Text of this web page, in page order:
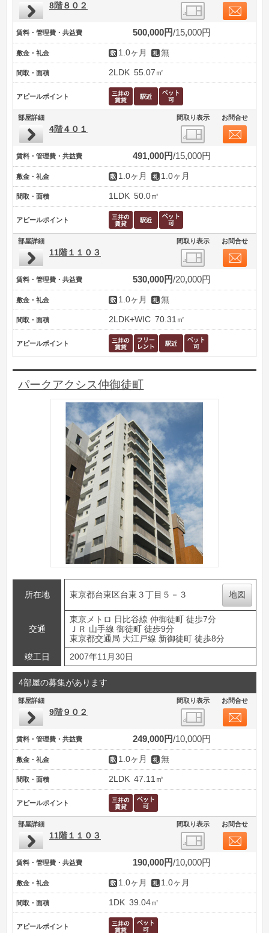
8階８０２
賃料・管理費・共益費 500,000円 15,000円
敷金・礼金 1.0ヶ月 無
間取・面積 2LDK 55.07㎡
アピールポイント
部屋詳細 間取り表示 お問合せ
4階４０１
賃料・管理費・共益費 491,000円 15,000円
敷金・礼金 1.0ヶ月 1.0ヶ月
間取・面積 1LDK 50.0㎡
アピールポイント
部屋詳細 間取り表示 お問合せ
11階１１０３
賃料・管理費・共益費 530,000円 20,000円
敷金・礼金 1.0ヶ月 無
間取・面積 2LDK+WIC 70.31㎡
アピールポイント
パークアクシス仲御徒町
所在地 東京都台東区台東３丁目５－３ 地図
交通
東京メトロ 日比谷線 仲御徒町 徒歩7分
ＪＲ 山手線 御徒町 徒歩9分
東京都交通局 大江戸線 新御徒町 徒歩8分
竣工日
2007年11月30日
4部屋の募集があります
部屋詳細 間取り表示 お問合せ
9階９０２
賃料・管理費・共益費 249,000円 10,000円
敷金・礼金 1.0ヶ月 無
間取・面積 2LDK 47.11㎡
アピールポイント
部屋詳細 間取り表示 お問合せ
11階１１０３
賃料・管理費・共益費 190,000円 10,000円
敷金・礼金 1.0ヶ月 1.0ヶ月
間取・面積 1DK 39.04㎡
アピールポイント